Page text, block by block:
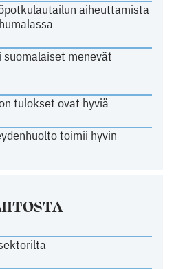
aiheuttamista
suomalaiset menevät
tulokset ovat hyviä
toimii hyvin